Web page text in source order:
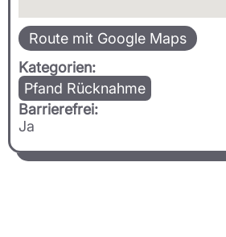
Route mit Google Maps
Kategorien:
Pfand Rücknahme
Barrierefrei:
Ja